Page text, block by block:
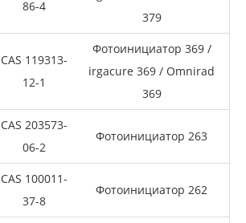
86-4
379
CAS 119313-
12-1
Фотоинициатор 369 /
irgacure 369 / Omnirad
369
CAS 203573-
06-2
Фотоинициатор 263
CAS 100011-
37-8
Фотоинициатор 262